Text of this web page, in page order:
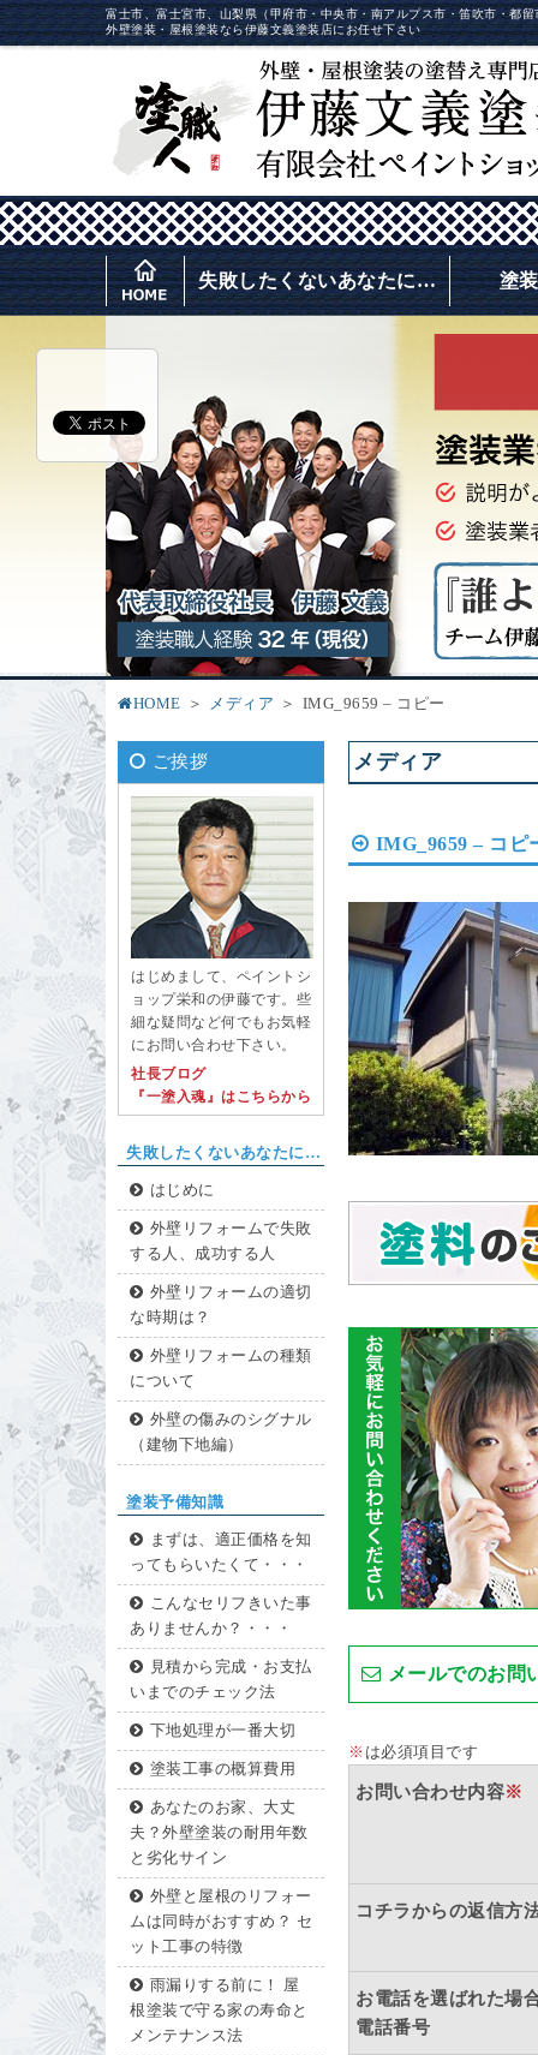
富士市、富士宮市、山梨県（甲府市・中央市・南アルプス市・笛吹市・都
外壁塗装・屋根塗装なら伊藤文義塗装店にお任せ下さい
失敗したくないあなたに… 塗
HOME メディア IMG_9659 – コピー
ご挨拶
はじめまして、ペイントシ
ョップ栄和の伊藤です。些
細な疑問など何でもお気軽
にお問い合わせ下さい。
社長ブログ
『一塗入魂』はこちらから
失敗したくないあなたに…
はじめに
外壁リフォームで失敗
する人、成功する人
外壁リフォームの適切
な時期は？
外壁リフォームの種類
について
外壁の傷みのシグナル
（建物下地編）
塗装予備知識
まずは、適正価格を知
ってもらいたくて・・・
こんなセリフきいた事
ありませんか？・・・
見積から完成・お支払
いまでのチェック法
下地処理が一番大切
塗装工事の概算費用
あなたのお家、大丈
夫？外壁塗装の耐用年数
と劣化サイン
外壁と屋根のリフォー
ムは同時がおすすめ？ セ
ット工事の特徴
雨漏りする前に！ 屋
根塗装で守る家の寿命と
メンテナンス法
メディア
IMG_9659 – コピ
メールでのお問
※ は必須項目です
お問い合わせ内容※
コチラからの返信方
お電話を選ばれた場
電話番号